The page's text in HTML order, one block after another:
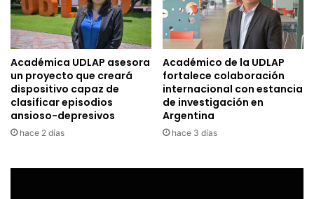
Académica UDLAP asesora
un proyecto que creará
dispositivo capaz de
clasificar episodios
ansioso-depresivos
hace 2 días
Académico de la UDLAP
fortalece colaboración
internacional con estancia
de investigación en
Argentina
hace 3 días